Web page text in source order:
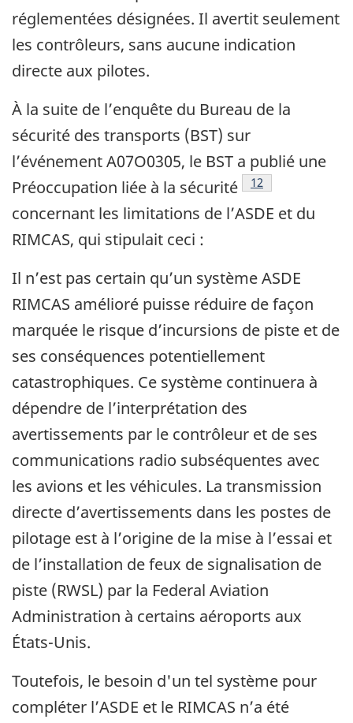
réglementées désignées. Il avertit seulement
les contrôleurs, sans aucune indication
directe aux pilotes.
À la suite de l’enquête du Bureau de la
sécurité des transports (BST) sur
l’événement A07O0305, le BST a publié une
Préoccupation liée à la sécurité
Note de bas de
12
concernant les limitations de l’ASDE et du
RIMCAS, qui stipulait ceci :
Il n’est pas certain qu’un système ASDE
RIMCAS amélioré puisse réduire de façon
marquée le risque d’incursions de piste et de
ses conséquences potentiellement
catastrophiques. Ce système continuera à
dépendre de l’interprétation des
avertissements par le contrôleur et de ses
communications radio subséquentes avec
les avions et les véhicules. La transmission
directe d’avertissements dans les postes de
pilotage est à l’origine de la mise à l’essai et
de l’installation de feux de signalisation de
piste (RWSL) par la Federal Aviation
Administration à certains aéroports aux
États-Unis.
Toutefois, le besoin d'un tel système pour
compléter l’ASDE et le RIMCAS n’a été